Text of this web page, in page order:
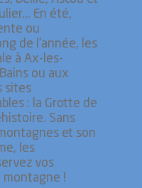
En été,
ou
de l'année, les
à Ax-les-
ou aux
sites
: la Grotte de
Sans
et son
les
vos
montagne !